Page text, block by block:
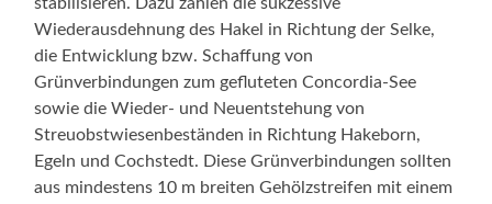
stabilisieren. Dazu zählen die sukzessive
Wiederausdehnung des Hakel in Richtung der Selke,
die Entwicklung bzw. Schaffung von
Grünverbindungen zum gefluteten Concordia-See
sowie die Wieder- und Neuentstehung von
Streuobstwiesenbeständen in Richtung Hakeborn,
Egeln und Cochstedt. Diese Grünverbindungen sollten
aus mindestens 10 m breiten Gehölzstreifen mit einem